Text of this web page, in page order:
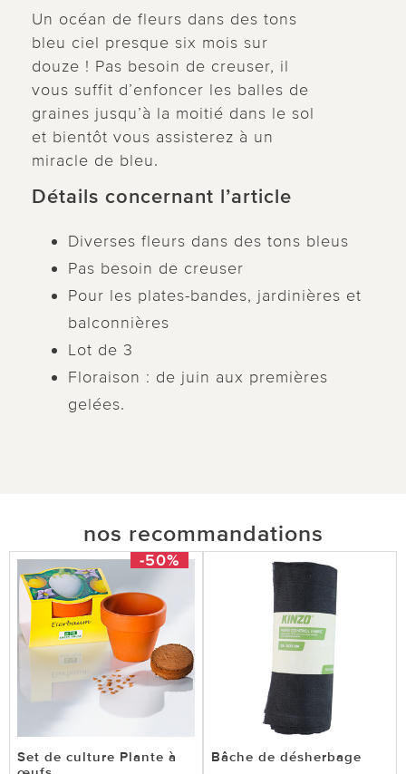
Un océan de fleurs dans des tons
bleu ciel presque six mois sur
douze ! Pas besoin de creuser, il
vous suffit d’enfoncer les balles de
graines jusqu’à la moitié dans le sol
et bientôt vous assisterez à un
miracle de bleu.
Détails concernant l’article
Diverses fleurs dans des tons bleus
Pas besoin de creuser
Pour les plates-bandes, jardinières et
balconnières
Lot de 3
Floraison : de juin aux premières
gelées.
nos recommandations
-50%
Set de culture Plante à
Bâche de désherbage